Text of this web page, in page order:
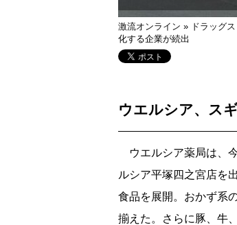
激流オンライン » ドラッグ
化する企業が続出
ウエルシア、ス
ウエルシア薬局は、
ルシア平塚四之宮店を
食品を展開。おかず系
揃えた。さらに豚、牛